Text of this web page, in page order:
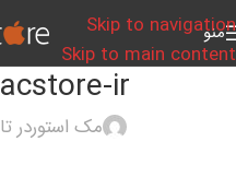
Skip to navigation
Skip to main content
منو
ir
مک استوردر